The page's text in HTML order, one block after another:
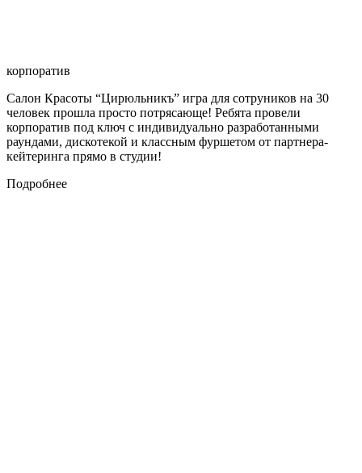
корпоратив
Салон Красоты “Цирюльникъ” игра для сотруников на 30
человек прошла просто потрясающе! Ребята провели
корпоратив под ключ с индивидуально разработанными
раундами, дискотекой и классным фуршетом от партнера-
кейтеринга прямо в студии!
Подробнее